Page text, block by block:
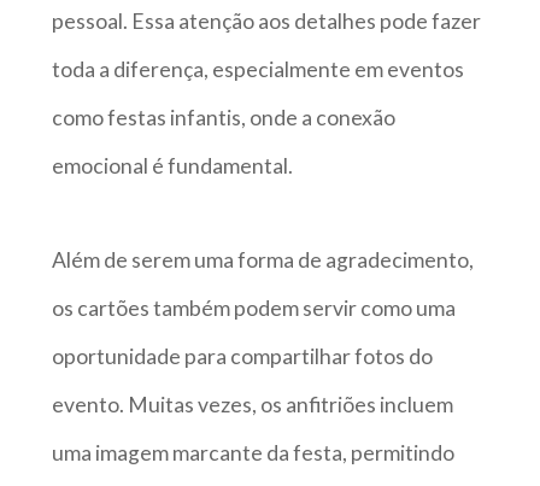
pessoal. Essa atenção aos detalhes pode fazer
toda a diferença, especialmente em eventos
como festas infantis, onde a conexão
emocional é fundamental.
Além de serem uma forma de agradecimento,
os cartões também podem servir como uma
oportunidade para compartilhar fotos do
evento. Muitas vezes, os anfitriões incluem
uma imagem marcante da festa, permitindo